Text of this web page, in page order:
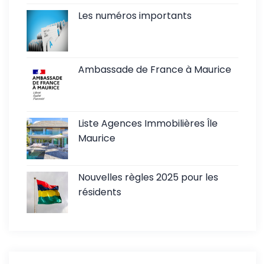
Les numéros importants
Ambassade de France à Maurice
Liste Agences Immobilières Île
Maurice
Nouvelles règles 2025 pour les
résidents